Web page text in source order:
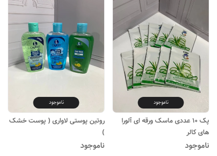
ناموجود
پک ۱۰ عددی ماسک ورقه ای آلورا
های کالر
ناموجود
ناموجود
روتین پوستی لاواری ( پوست خشک
)
ناموجود